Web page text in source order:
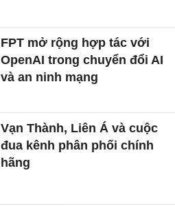
FPT mở rộng hợp tác với
OpenAI trong chuyển đổi AI
và an ninh mạng
Vạn Thành, Liên Á và cuộc
đua kênh phân phối chính
hãng